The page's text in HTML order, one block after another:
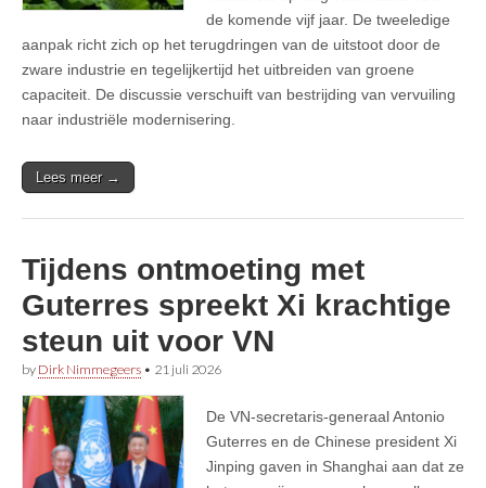
de komende vijf jaar. De tweeledige
aanpak richt zich op het terugdringen van de uitstoot door de
zware industrie en tegelijkertijd het uitbreiden van groene
capaciteit. De discussie verschuift van bestrijding van vervuiling
naar industriële modernisering.
Lees meer →
Tijdens ontmoeting met
Guterres spreekt Xi krachtige
steun uit voor VN
by Dirk Nimmegeers • 21 juli 2026
De VN-secretaris-generaal Antonio
Guterres en de Chinese president Xi
Jinping gaven in Shanghai aan dat ze